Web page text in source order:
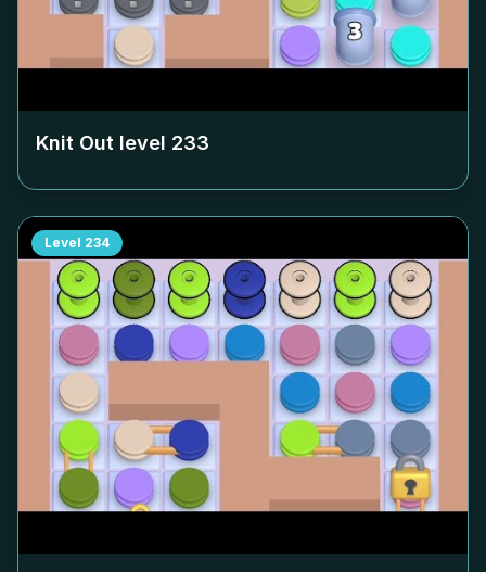
Knit Out level 233
Level 234